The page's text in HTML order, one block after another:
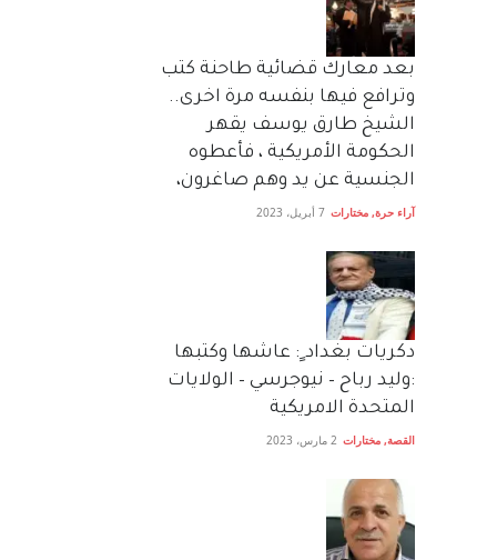
بعد معارك قضائية طاحنة كتب
وترافع فيها بنفسه مرة اخرى..
الشيخ طارق يوسف يقهر
الحكومة الأمريكية ، فأعطوه
الجنسية عن يد وهم صاغرون،
آراء حرة, مختارات 7 أبريل، 2023
دكريات بغداد ٍ: عاشها وكتبها
:وليد رباح – نيوجرسي – الولايات
المتحدة الامريكية
القصة, مختارات 2 مارس، 2023